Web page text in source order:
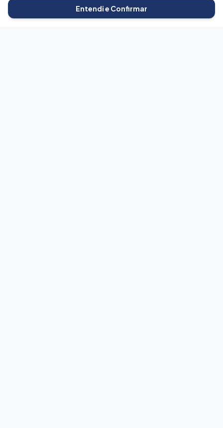
Entendi e Confirmar